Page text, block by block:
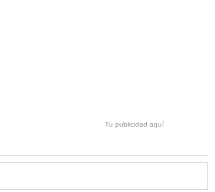
Tu publicidad aquí